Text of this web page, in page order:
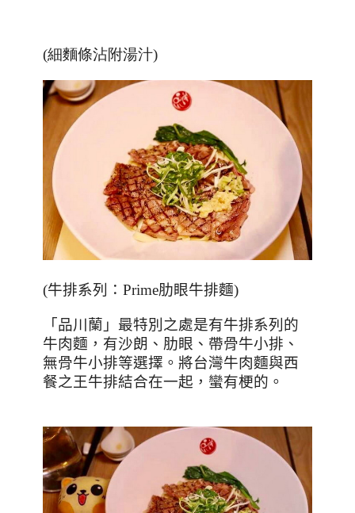
(細麵條沾附湯汁)
(牛排系列： Prime肋眼牛排麵)
「品川蘭」最特別之處是有牛排系列的
牛肉麵，有沙朗、肋眼、帶骨牛小排、
無骨牛小排等選擇。將台灣牛肉麵與西
餐之王牛排結合在一起，蠻有梗的。